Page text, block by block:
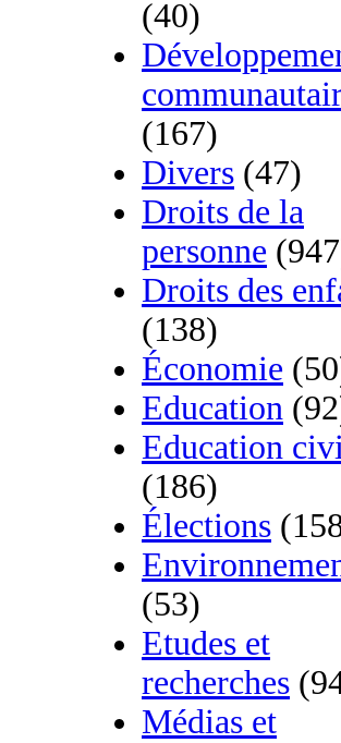
(40)
(167)
Divers (47)
Droits de la
personne
Droits des
(138)
Économie
Education
Education
(186)
Élections
(53)
Etudes et
recherches
Médias et